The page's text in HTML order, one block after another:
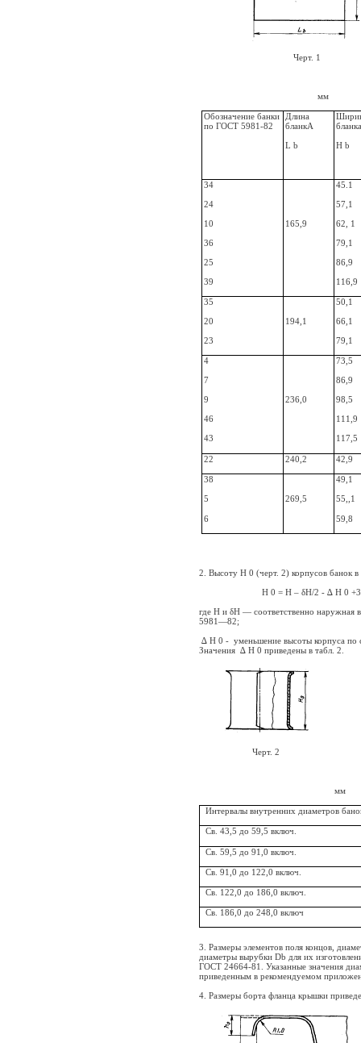
Черт. 1
мм
Обозначение банки
по ГОСТ 5981-82
Длина
блан­кА
L b
Н b
34
45.1
24
57,1
10
165,9
62, 1
36
79,1
25
86,9
39
116,9
35
50,1
20
194,1
66,1
23
79,1
4
73,5
7
86,9
9
236,0
98,5
46
111,9
43
117,5
22 240,2 42,9
38
49,1
5
269,5 55,,1
6 59,8
2. Высоту H 0 (черт. 2) корпусов банок
H 0 = H – δH/2 - ∆ H 0
где Н и δH — соответственно наружная
5981—82;
∆ H 0 - уменьшение высоты корпуса по
Значения ∆ H 0 приведены в табл. 2.
Черт. 2
мм
Интервалы внутренних диаметров
Св. 43,5 до 59,5 включ.
Св. 59,5 до 91,0 включ.
Св. 91,0 до 122,0 включ.
Св. 122,0 до 186,0 включ.
Св. 186,0 до 248,0 включ
3. Размеры элементов поля концов,
диаметры вырубки Db для их
ГОСТ 24664-81. Указанные значения
приведенным в рекомендуемом
4. Размеры борта фланца крышки